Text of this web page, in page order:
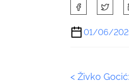
h
a
r
h
01/06/
P
< Živko